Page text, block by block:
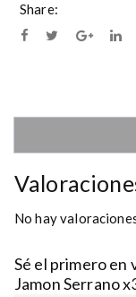
Share:
No hay
Sé el primero en
Jamon Serrano